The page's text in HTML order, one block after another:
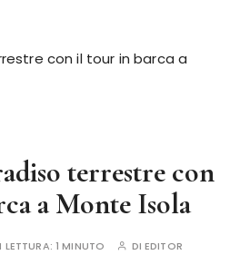
con il tour in barca a
terrestre con
a Monte Isola
LETTURA:1 MINUTO DI EDITOR